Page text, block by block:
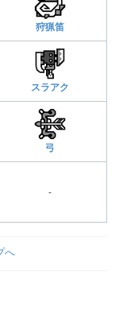
狩猟笛
スラアク
弓
-
へ